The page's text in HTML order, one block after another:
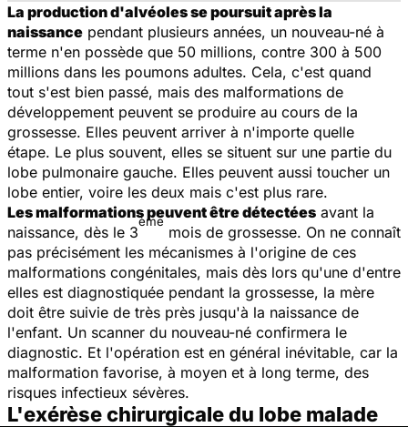
La production d'alvéoles se poursuit après la
naissance pendant plusieurs années, un nouveau-né à
terme n'en possède que 50 millions, contre 300 à 500
millions dans les poumons adultes. Cela, c'est quand
tout s'est bien passé, mais des malformations de
développement peuvent se produire au cours de la
grossesse. Elles peuvent arriver à n'importe quelle
étape. Le plus souvent, elles se situent sur une partie du
lobe pulmonaire gauche. Elles peuvent aussi toucher un
lobe entier, voire les deux mais c'est plus rare.
Les malformations peuvent être détectées avant la
naissance, dès le 3
ème
mois de grossesse. On ne connaît
pas précisément les mécanismes à l'origine de ces
malformations congénitales, mais dès lors qu'une d'entre
elles est diagnostiquée pendant la grossesse, la mère
doit être suivie de très près jusqu'à la naissance de
l'enfant. Un scanner du nouveau-né confirmera le
diagnostic. Et l'opération est en général inévitable, car la
malformation favorise, à moyen et à long terme, des
risques infectieux sévères.
L'exérèse chirurgicale du lobe malade